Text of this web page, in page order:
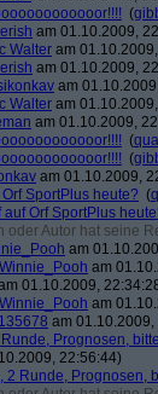
(
am 01.10.2009,
Walter am
am 01.10.2009,
am
Walter am
am 01.10.2009,
(
(
am 01.10.2009,
SportPlus heute? (
Orf SportPlus
oder Autor hat seine
am
Winnie_Pooh am
01.10.2009,
Winnie_Pooh am
am 01.10.2009,
Prognosen,
22:56:44)
2 Runde, Prognosen,